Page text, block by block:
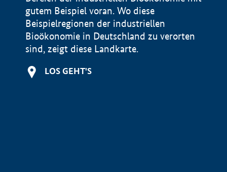
gutem Beispiel voran. Wo diese
Beispielregionen der industriellen
Bioökonomie in Deutschland zu verorten
sind, zeigt diese Landkarte.
LOS GEHT'S